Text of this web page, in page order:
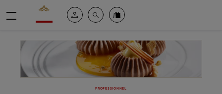
Valrhona - Imaginons le meilleur du chocolat
Espace clientRechercheCommandez en ligne
PROFESSIONNEL